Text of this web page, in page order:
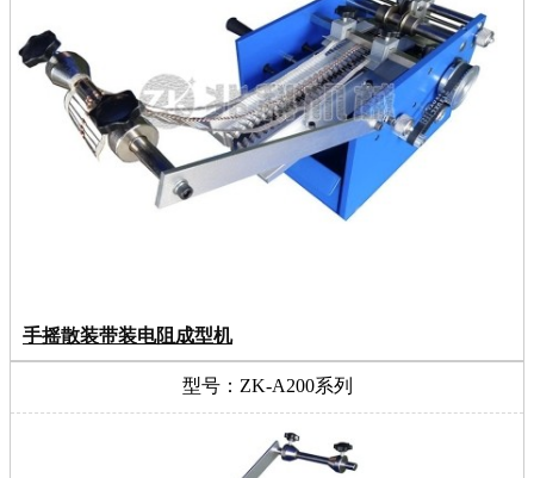
手摇散装带装电阻成型机
型号：ZK-A200系列